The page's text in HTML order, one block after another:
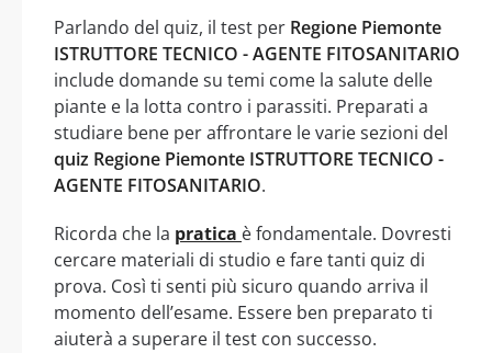
Parlando del quiz, il test per Regione Piemonte
ISTRUTTORE TECNICO - AGENTE FITOSANITARIO
include domande su temi come la salute delle
piante e la lotta contro i parassiti. Preparati a
studiare bene per affrontare le varie sezioni del
quiz Regione Piemonte ISTRUTTORE TECNICO -
AGENTE FITOSANITARIO.
Ricorda che la pratica è fondamentale. Dovresti
cercare materiali di studio e fare tanti quiz di
prova. Così ti senti più sicuro quando arriva il
momento dell’esame. Essere ben preparato ti
aiuterà a superare il test con successo.